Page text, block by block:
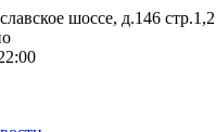
шоссе, д.146 стр.1,2